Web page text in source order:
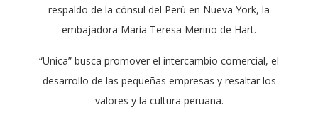
respaldo de la cónsul del Perú en Nueva York, la
embajadora María Teresa Merino de Hart.
“Unica” busca promover el intercambio comercial, el
desarrollo de las pequeñas empresas y resaltar los
valores y la cultura peruana.